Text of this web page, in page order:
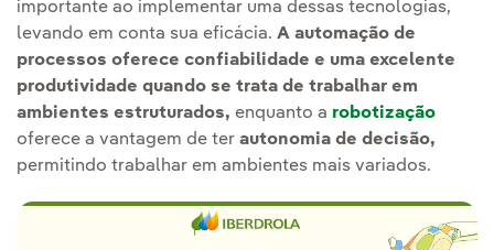
importante ao implementar uma dessas tecnologias,
levando em conta sua eficácia. A automação de
processos oferece confiabilidade e uma excelente
produtividade quando se trata de trabalhar em
ambientes estruturados, enquanto a robotização
oferece a vantagem de ter autonomia de decisão,
permitindo trabalhar em ambientes mais variados.